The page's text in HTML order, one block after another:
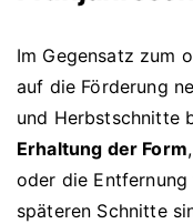
Im Gegensatz zum
auf die Förderung
und Herbstschnitte
Erhaltung der Form
oder die
späteren Schnitte